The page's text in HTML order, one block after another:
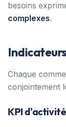
besoins
complexes.
Chaque
conjointement
KPI d'activité